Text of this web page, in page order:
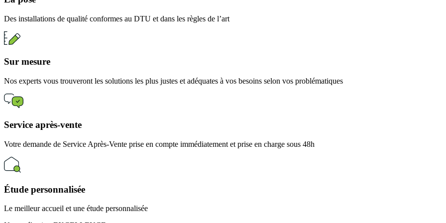
Des installations de qualité conformes au DTU et dans les règles de l’art
Sur mesure
Nos experts vous trouveront les solutions les plus justes et adéquates à vos besoins selon vos problématiques
Service après-vente
Votre demande de Service Après-Vente prise en compte immédiatement et prise en charge sous 48h
Étude personnalisée
Le meilleur accueil et une étude personnalisée